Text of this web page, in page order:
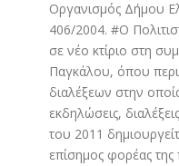
Οργανισμός Δήμου
406/2004. #Ο
σε νέο κτίριο στη
Παγκάλου, όπου
διαλέξεων στην
εκδηλώσεις,
του 2011
επίσημος φορέας της